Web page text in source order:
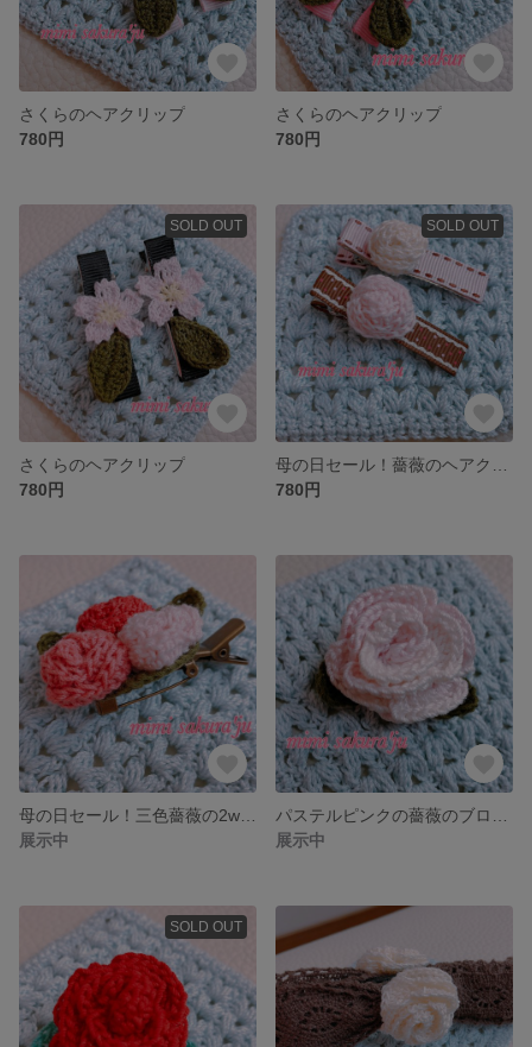
さくらのヘアクリップ
780円
さくらのヘアクリップ
780円
SOLD OUT
さくらのヘアクリップ
780円
SOLD OUT
780円
展示中
展示中
SOLD OUT